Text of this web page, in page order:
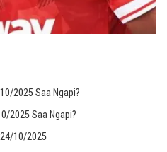
2025 Saa Ngapi?
2025 Saa Ngapi?
10/2025